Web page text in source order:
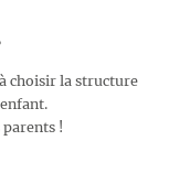
choisir la structure
!